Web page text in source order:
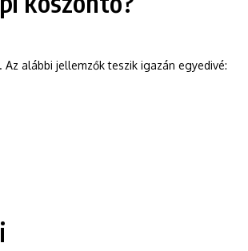
alábbi jellemzők teszik igazán egyedivé: